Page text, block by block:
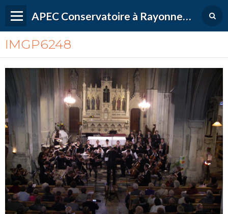
APEC Conservatoire à Rayonnement Régional de Versailles Grand Parc
IMGP6248